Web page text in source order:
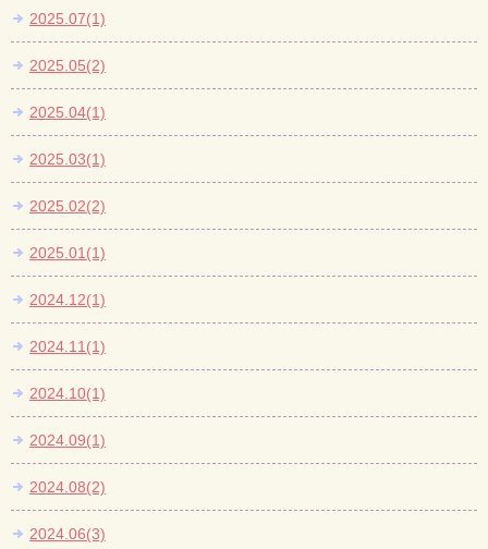
2025.07(1)
2025.05(2)
2025.04(1)
2025.03(1)
2025.02(2)
2025.01(1)
2024.12(1)
2024.11(1)
2024.10(1)
2024.09(1)
2024.08(2)
2024.06(3)